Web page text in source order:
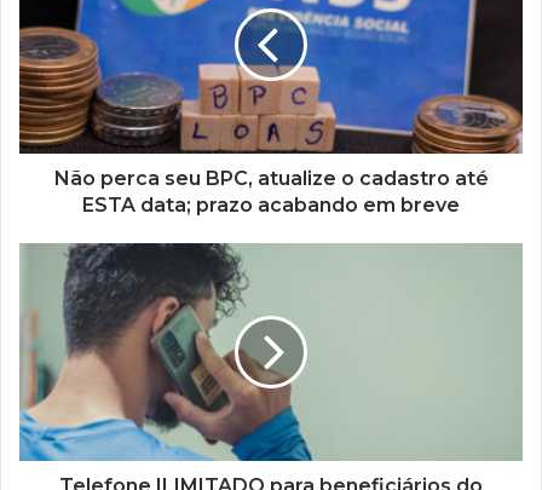
BPC,
atualize
o
cadastro
até
ESTA
Não perca seu BPC, atualize o cadastro até
ESTA data; prazo acabando em breve
Telefone
ILIMITADO
beneficiários
do
CadÚnico:
faça
ligações
pagando
pouco!Telefone ILIMITADO para beneficiários do